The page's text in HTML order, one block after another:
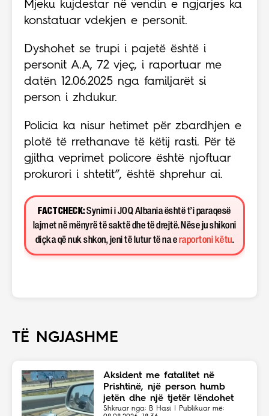
Mjeku kujdestar në vendin e ngjarjes ka
konstatuar vdekjen e personit.
Dyshohet se trupi i pajetë është i
personit A.A, 72 vjeç, i raportuar me
datën 12.06.2025 nga familjarët si
person i zhdukur.
Policia ka nisur hetimet për zbardhjen e
plotë të rrethanave të këtij rasti. Për të
gjitha veprimet policore është njoftuar
prokurori i shtetit”, është shprehur ai.
FACT CHECK:Synimi i JOQ Albania është t’i paraqesë
lajmet në mënyrë të saktë dhe të drejtë. Nëse ju shikoni
diçka që nuk shkon, jeni të lutur të na e raportoni këtu.
TË NGJASHME
Aksident me fatalitet në
Prishtinë, një person humb
jetën dhe një tjetër lëndohet
Shkruar nga: B Hasi | Publikuar më: